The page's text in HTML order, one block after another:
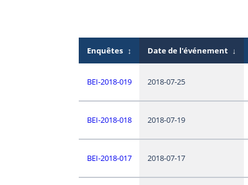
Enquêtes ↕ Date de l'événement ↓
BEI-2018-019 2018-07-25
BEI-2018-018 2018-07-19
BEI-2018-017 2018-07-17